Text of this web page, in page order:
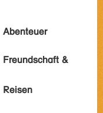
Abenteuer
Freundschaft &
Reisen